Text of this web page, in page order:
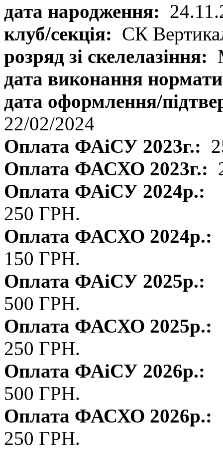
дата народження:
клуб/секція: СК
розряд зі скелелазіння:
дата виконання
дата оформлення/
22/02/2024
Оплата ФАіСУ 2023г.:
Оплата ФАСХО 2023г.:
Оплата ФАіСУ 2024р.:
250 ГРН.
Оплата ФАСХО 2024р.:
150 ГРН.
Оплата ФАіСУ 2025р.:
500 ГРН.
Оплата ФАСХО 2025р.:
250 ГРН.
Оплата ФАіСУ 2026р.:
500 ГРН.
Оплата ФАСХО 2026р.:
250 ГРН.